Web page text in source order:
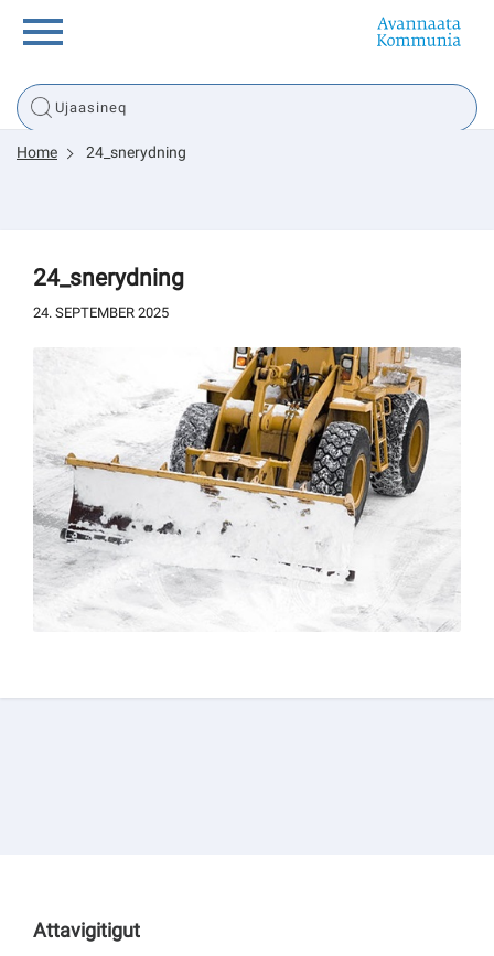
Innuttaasunut
Tassaarsuaq
sullissivik.gl
Pilersaarutinut isaavik
Kommuni pillugu paasissutissat
Home 24_snerydning
24_snerydning
24. SEPTEMBER 2025
Attavigitigut